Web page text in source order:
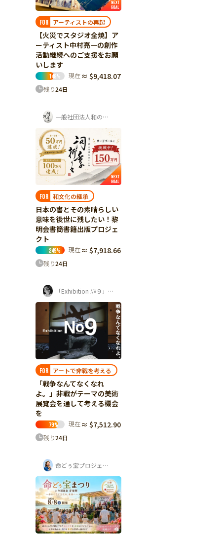
FOR アーティストの再起
【火災でスタジオ全焼】ア
ーティスト中村亮一の創作
活動継続へのご支援をお願
いします
148% 現在 ≈ $9,418.07
残り24日
一般社団法人和の道黎明会
FOR 和文化の継承
日本の書とその素晴らしい
意味を後世に残したい！黎
明会書簡書籍出版プロジェ
クト
249% 現在 ≈ $7,918.66
残り24日
「Exhibition №９」プロジェクト
FOR アートで非戦を考える
「戦争なんてなくなれ
よ。」非戦がテーマの美術
展覧会を通して考える機会
を
79% 現在 ≈ $7,512.90
残り24日
命どぅ宝プロジェクト実行委員